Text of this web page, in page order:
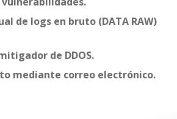
de logs en bruto (DATA RAW)
de DDOS.
mediante correo electrónico.